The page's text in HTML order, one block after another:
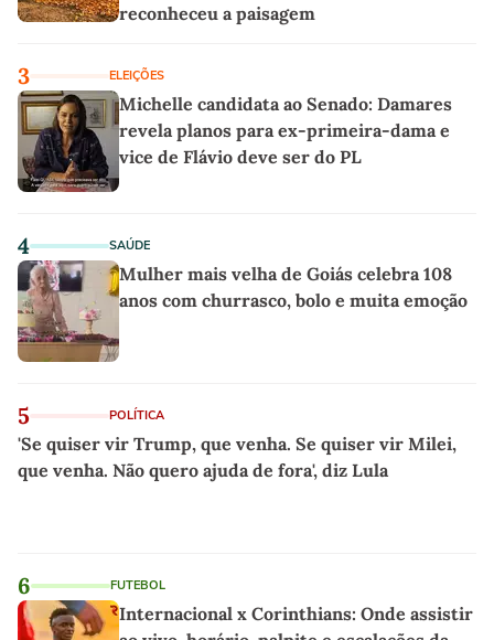
reconheceu a paisagem
3 ELEIÇÕES
Michelle candidata ao Senado: Damares
revela planos para ex-primeira-dama e
vice de Flávio deve ser do PL
4 SAÚDE
Mulher mais velha de Goiás celebra 108
anos com churrasco, bolo e muita emoção
5 POLÍTICA
'Se quiser vir Trump, que venha. Se quiser vir Milei,
que venha. Não quero ajuda de fora', diz Lula
6 FUTEBOL
Internacional x Corinthians: Onde assistir